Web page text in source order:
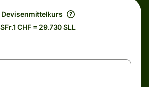
Devisenmittelkurs
SFr.1 CHF = 29.730 SLL